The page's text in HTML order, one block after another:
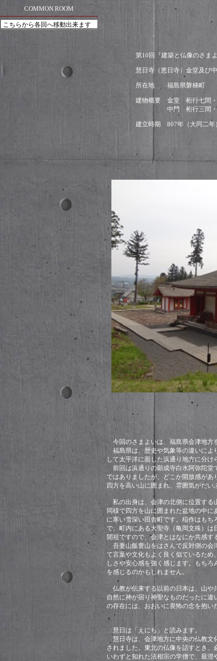
COMMON ROOM
第10回『建築と仏像のさ
慧日寺（恵日寺）金堂及び
所在地 福島県磐梯町
建物概要 金堂 桁行七間・
中門 桁行三間・梁間
建立時期 807年（大同二年
平成20年か
今回のさまよいは、福島県会津地方
福島県は、歴史や気象等の違いによ
して太平洋に面した浜通り地方に分け
前回は浜通りの願成寺白水阿弥陀堂
ではありましたが、どこか開放感が
四方を高い山に囲まれ、雰囲気がだい
私の出身は、会津の北側に位置する
同様で四方を山に囲まれた盆地の中
に寒い雪深い田舎町です。稲作はも
で、町内にある大聖寺（亀岡文殊）
開祖ですので、会津とはなにか共感す
吾妻山飯豊山をはさんで反対側の会
て言葉や文化もよく良く似ているた
しさや安心感を強く感じます。もち
を感じるのかもしれません。
仏教が伝来する以前の日本は、山や
自然に神が宿り神聖なものだったに
の存在には、おおいに畏怖の念を抱い
慧日は「えにち」と読みます。
慧日寺は、会津地方に中央の仏教文
されました。東北の仏像を話すとき
いわずと知れた法相宗の学僧で、最